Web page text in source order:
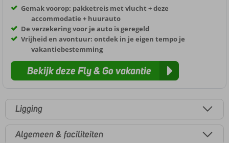
Gemak voorop: pakketreis met vlucht + deze
accommodatie + huurauto
De verzekering voor je auto is geregeld
Vrijheid en avontuur: ontdek in je eigen tempo je
vakantiebestemming
Bekijk deze Fly & Go vakantie
Ligging
Algemeen & faciliteiten